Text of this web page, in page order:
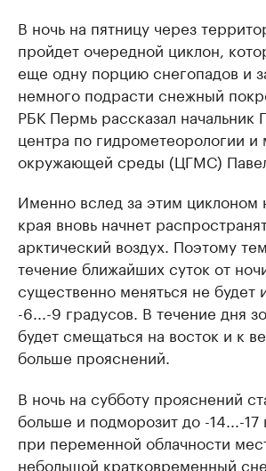
В ночь на пятницу через
пройдет очередной циклон,
еще одну порцию снегопадов и
немного подрасти снежный
РБК Пермь рассказал начальник
центра по гидрометеорологии и
окружающей среды (ЦГМС)
Именно вслед за этим циклоном
края вновь начнет
арктический воздух. Поэтому
течение ближайших суток от
существенно меняться не будет
-6...-9 градусов. В течение дня
будет смещаться на восток и к
больше прояснений.
В ночь на субботу прояснений
больше и подморозит до -14...-
при переменной облачности
небольшой кратковременный